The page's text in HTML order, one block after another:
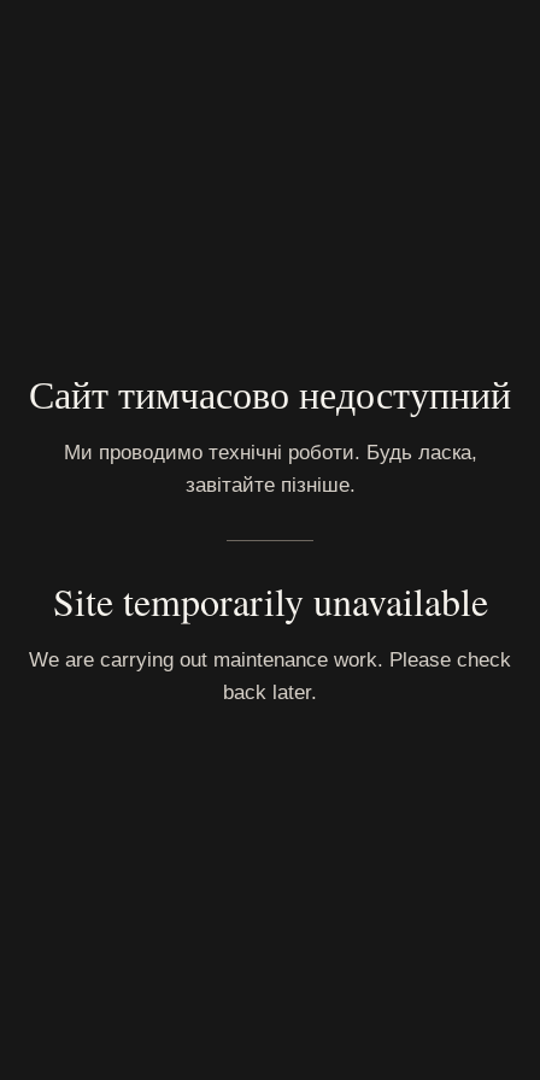
Сайт тимчасово недоступний
Ми проводимо технічні роботи. Будь ласка,
завітайте пізніше.
Site temporarily unavailable
We are carrying out maintenance work. Please check
back later.